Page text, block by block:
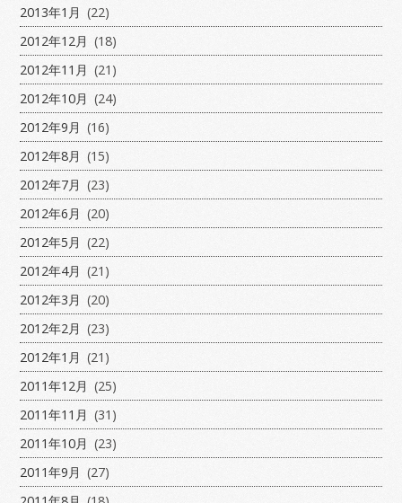
2013年1月 (22)
2012年12月 (18)
2012年11月 (21)
2012年10月 (24)
2012年9月 (16)
2012年8月 (15)
2012年7月 (23)
2012年6月 (20)
2012年5月 (22)
2012年4月 (21)
2012年3月 (20)
2012年2月 (23)
2012年1月 (21)
2011年12月 (25)
2011年11月 (31)
2011年10月 (23)
2011年9月 (27)